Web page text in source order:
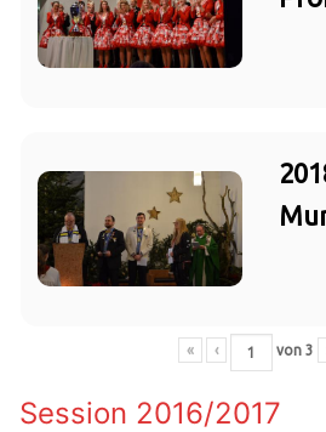
« ‹ von 3
Session 2016/2017